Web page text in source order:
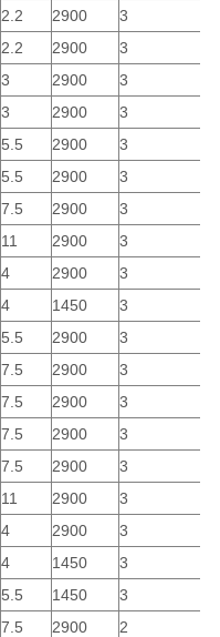
2.2 2900 3
2.2 2900 3
3 2900 3
3 2900 3
5.5 2900 3
5.5 2900 3
7.5 2900 3
11 2900 3
4 2900 3
4 1450 3
5.5 2900 3
7.5 2900 3
7.5 2900 3
7.5 2900 3
7.5 2900 3
11 2900 3
4 2900 3
4 1450 3
5.5 1450 3
7.5 2900 2